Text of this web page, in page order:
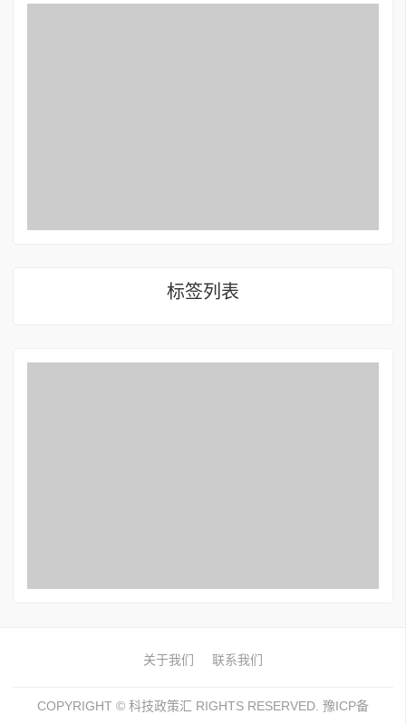
标签列表
关于我们 联系我们
COPYRIGHT © 科技政策汇 RIGHTS RESERVED. 豫ICP备